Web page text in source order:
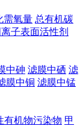
需氧量 总有机碳
离子表面活性剂
中砷 滤膜中硒 滤
膜中铜 滤膜中锰
有机物污染物 甲